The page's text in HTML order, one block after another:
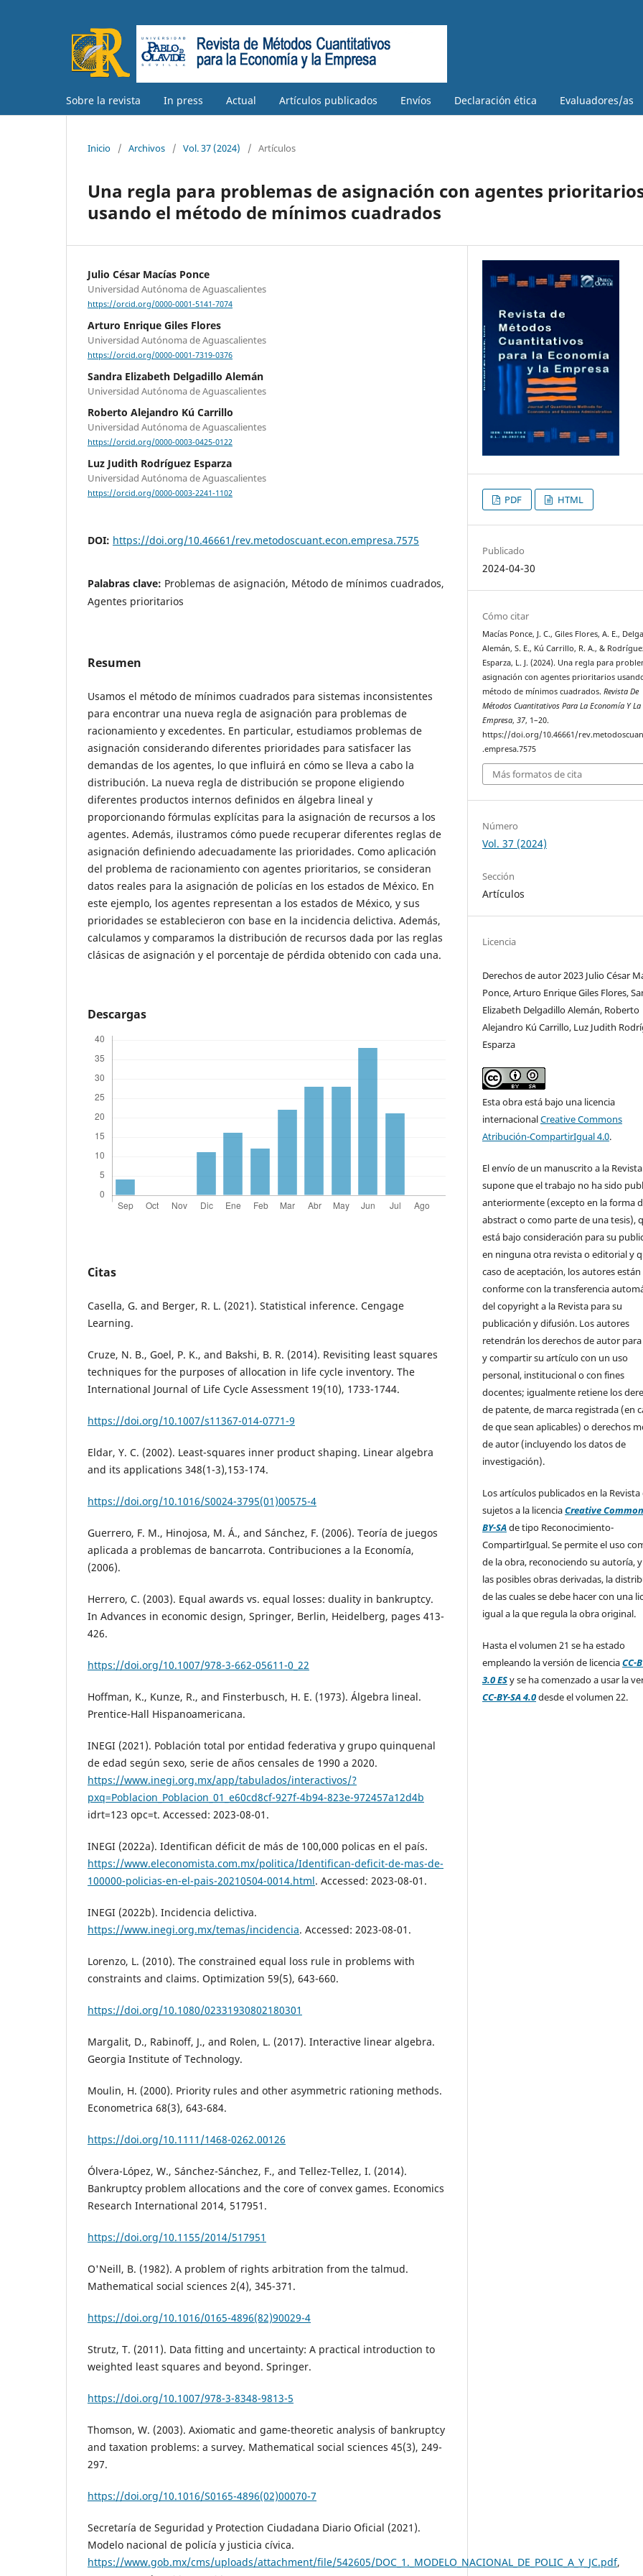
Sobre la revista In press Actual Artículos publicados Envíos Declaración ética Evaluadores/as
Inicio / Archivos / Vol. 37 (2024) / Artículos
Una regla para problemas de asignación con agentes
usando el método de mínimos cuadrados
Julio César Macías Ponce
Universidad Autónoma de Aguascalientes
https://orcid.org/0000-0001-5141-7074
Arturo Enrique Giles Flores
Universidad Autónoma de Aguascalientes
https://orcid.org/0000-0001-7319-0376
Sandra Elizabeth Delgadillo Alemán
Universidad Autónoma de Aguascalientes
Roberto Alejandro Kú Carrillo
Universidad Autónoma de Aguascalientes
https://orcid.org/0000-0003-0425-0122
Luz Judith Rodríguez Esparza
Universidad Autónoma de Aguascalientes
https://orcid.org/0000-0003-2241-1102
DOI: https://doi.org/10.46661/rev.metodoscuant.econ.empresa.7575
Palabras clave: Problemas de asignación, Método de mínimos cuadrados,
Agentes prioritarios
Resumen
Usamos el método de mínimos cuadrados para sistemas inconsistentes
para encontrar una nueva regla de asignación para problemas de
racionamiento y excedentes. En particular, estudiamos problemas de
asignación considerando diferentes prioridades para satisfacer las
demandas de los agentes, lo que influirá en cómo se lleva a cabo la
distribución. La nueva regla de distribución se propone eligiendo
diferentes productos internos definidos en álgebra lineal y
proporcionando fórmulas explícitas para la asignación de recursos a los
agentes. Además, ilustramos cómo puede recuperar diferentes reglas de
asignación definiendo adecuadamente las prioridades. Como aplicación
del problema de racionamiento con agentes prioritarios, se consideran
datos reales para la asignación de policías en los estados de México. En
este ejemplo, los agentes representan a los estados de México, y sus
prioridades se establecieron con base en la incidencia delictiva. Además,
calculamos y comparamos la distribución de recursos dada por las reglas
clásicas de asignación y el porcentaje de pérdida obtenido con cada una.
Descargas
Citas
Casella, G. and Berger, R. L. (2021). Statistical inference. Cengage
Learning.
Cruze, N. B., Goel, P. K., and Bakshi, B. R. (2014). Revisiting least squares
techniques for the purposes of allocation in life cycle inventory. The
International Journal of Life Cycle Assessment 19(10), 1733-1744.
https://doi.org/10.1007/s11367-014-0771-9
Eldar, Y. C. (2002). Least-squares inner product shaping. Linear algebra
and its applications 348(1-3),153-174.
https://doi.org/10.1016/S0024-3795(01)00575-4
Guerrero, F. M., Hinojosa, M. Á., and Sánchez, F. (2006). Teoría de juegos
aplicada a problemas de bancarrota. Contribuciones a la Economía,
(2006).
Herrero, C. (2003). Equal awards vs. equal losses: duality in bankruptcy.
In Advances in economic design, Springer, Berlin, Heidelberg, pages 413-
426.
https://doi.org/10.1007/978-3-662-05611-0_22
Hoffman, K., Kunze, R., and Finsterbusch, H. E. (1973). Álgebra lineal.
Prentice-Hall Hispanoamericana.
INEGI (2021). Población total por entidad federativa y grupo quinquenal
de edad según sexo, serie de años censales de 1990 a 2020.
https://www.inegi.org.mx/app/tabulados/interactivos/?
pxq=Poblacion_Poblacion_01_e60cd8cf-927f-4b94-823e-972457a12d4b
idrt=123 opc=t. Accessed: 2023-08-01.
INEGI (2022a). Identifican déficit de más de 100,000 policas en el país.
https://www.eleconomista.com.mx/politica/Identifican-deficit-de-mas-de-
100000-policias-en-el-pais-20210504-0014.html. Accessed: 2023-08-01.
INEGI (2022b). Incidencia delictiva.
https://www.inegi.org.mx/temas/incidencia. Accessed: 2023-08-01.
Lorenzo, L. (2010). The constrained equal loss rule in problems with
constraints and claims. Optimization 59(5), 643-660.
https://doi.org/10.1080/02331930802180301
Margalit, D., Rabinoff, J., and Rolen, L. (2017). Interactive linear algebra.
Georgia Institute of Technology.
Moulin, H. (2000). Priority rules and other asymmetric rationing methods.
Econometrica 68(3), 643-684.
https://doi.org/10.1111/1468-0262.00126
Ólvera-López, W., Sánchez-Sánchez, F., and Tellez-Tellez, I. (2014).
Bankruptcy problem allocations and the core of convex games. Economics
Research International 2014, 517951.
https://doi.org/10.1155/2014/517951
O'Neill, B. (1982). A problem of rights arbitration from the talmud.
Mathematical social sciences 2(4), 345-371.
https://doi.org/10.1016/0165-4896(82)90029-4
Strutz, T. (2011). Data fitting and uncertainty: A practical introduction to
weighted least squares and beyond. Springer.
https://doi.org/10.1007/978-3-8348-9813-5
Thomson, W. (2003). Axiomatic and game-theoretic analysis of bankruptcy
and taxation problems: a survey. Mathematical social sciences 45(3), 249-
297.
https://doi.org/10.1016/S0165-4896(02)00070-7
Secretaría de Seguridad y Protection Ciudadana Diario Oficial (2021).
Modelo nacional de policía y justicia cívica.
https://www.gob.mx/cms/uploads/attachment/file/542605/DOC_1._MODELO_NACIONAL_DE_POLIC_A_Y_JC.pdf,
PDF HTML
Publicado
2024-04-30
Cómo citar
Macías Ponce, J. C., Giles Flores, A. E.,
Alemán, S. E., Kú Carrillo, R. A., &
Esparza, L. J. (2024). Una regla para
asignación con agentes prioritarios
método de mínimos cuadrados.Revista De
Métodos Cuantitativos Para La Economía Y La
Empresa,37, 1–20.
https://doi.org/10.46661/
.empresa.7575
Más formatos de cita
Número
Vol. 37 (2024)
Sección
Artículos
Licencia
Derechos de autor 2023 Julio César
Ponce, Arturo Enrique Giles Flores,
Elizabeth Delgadillo Alemán, Roberto
Alejandro Kú Carrillo, Luz Judith
Esparza
Esta obra está bajo una licencia
internacionalCreative Commons
Atribución-CompartirIgual 4.0.
El envío de un manuscrito a la Revista
supone que el trabajo no ha sido
anteriormente (excepto en la forma
abstract o como parte de una tesis),
está bajo consideración para su
en ninguna otra revista o editorial y
caso de aceptación, los autores están
conforme con la transferencia
del copyright a la Revista para su
publicación y difusión. Los autores
retendrán los derechos de autor
y compartir su artículo con un uso
personal, institucional o con fines
docentes; igualmente retiene los
de patente, de marca registrada (en
de que sean aplicables) o derechos
de autor (incluyendo los datos de
investigación).
Los artículos publicados en la Revista
sujetos a la licenciaCreative
BY-SAde tipo Reconocimiento-
CompartirIgual. Se permite el uso
de la obra, reconociendo su autoría,
las posibles obras derivadas, la
de las cuales se debe hacer con una
igual a la que regula la obra original.
Hasta el volumen 21 se ha estado
empleando la versión de licenciaCC-
3.0 ESy se ha comenzado a usar la
CC-BY-SA 4.0desde el volumen 22.